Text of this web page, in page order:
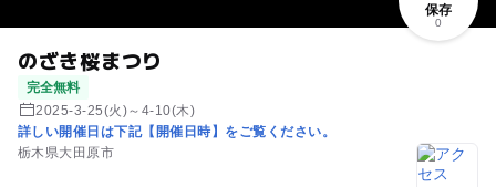
のざき桜まつり
完全無料
2025-3-25(火)～4-10(木)
詳しい開催日は下記【開催日時】をご覧ください。
栃木県大田原市
保存
0